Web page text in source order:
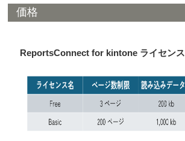
価格
ReportsConnect for kintone ライセン